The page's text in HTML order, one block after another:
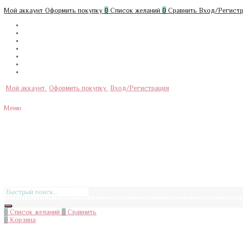
Мой аккаунт Оформить покупку 0 Список желаний 0 Сравнить Вход/
Мой аккаунт Оформить покупку Вход/Регистрация
Меню
0 Список желаний 0 Сравнить
0 Корзина